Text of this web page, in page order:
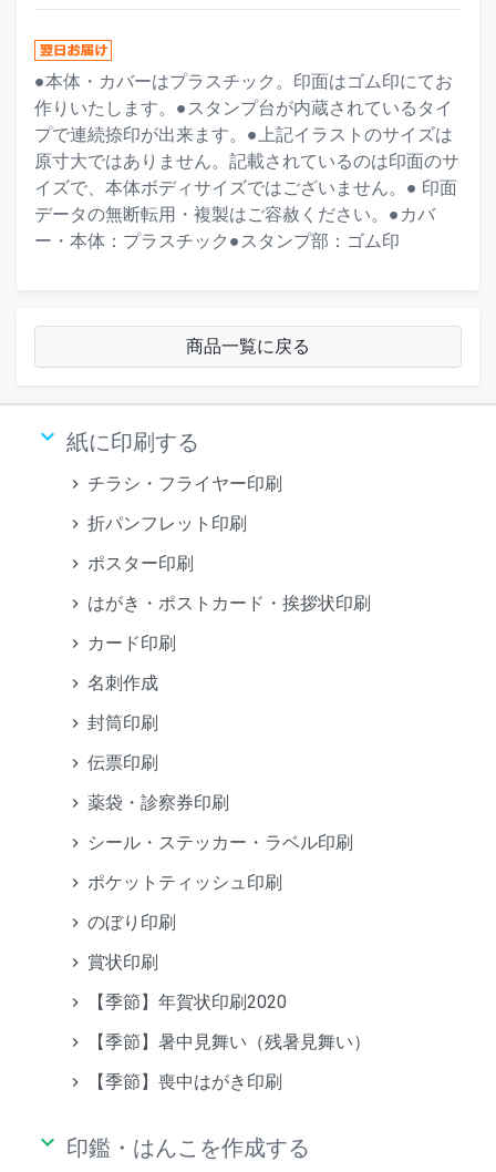
●本体・カバーはプラスチック。印面はゴム印にてお
作りいたします。●スタンプ台が内蔵されているタイ
プで連続捺印が出来ます。●上記イラストのサイズは
原寸大ではありません。記載されているのは印面のサ
イズで、本体ボディサイズではございません。● 印面
データの無断転用・複製はご容赦ください。●カバ
ー・本体：プラスチック●スタンプ部：ゴム印
商品一覧に戻る
keyboard_arrow_down 紙に印刷する
チラシ・フライヤー印刷
折パンフレット印刷
ポスター印刷
はがき・ポストカード・挨拶状印刷
カード印刷
名刺作成
封筒印刷
伝票印刷
薬袋・診察券印刷
シール・ステッカー・ラベル印刷
ポケットティッシュ印刷
のぼり印刷
賞状印刷
【季節】年賀状印刷2020
【季節】暑中見舞い（残暑見舞い）
【季節】喪中はがき印刷
keyboard_arrow_down 印鑑・はんこを作成する